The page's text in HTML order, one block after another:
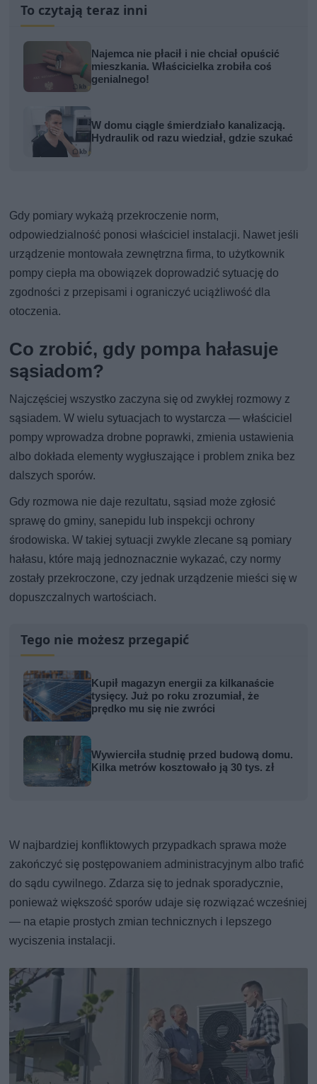
To czytają teraz inni
Najemca nie płacił i nie chciał opuścić
mieszkania. Właścicielka zrobiła coś
genialnego!
W domu ciągle śmierdziało kanalizacją.
Hydraulik od razu wiedział, gdzie szukać
Gdy pomiary wykażą przekroczenie norm,
odpowiedzialność ponosi właściciel instalacji. Nawet jeśli
urządzenie montowała zewnętrzna firma, to użytkownik
pompy ciepła ma obowiązek doprowadzić sytuację do
zgodności z przepisami i ograniczyć uciążliwość dla
otoczenia.
Co zrobić, gdy pompa hałasuje
sąsiadom?
Najczęściej wszystko zaczyna się od zwykłej rozmowy z
sąsiadem. W wielu sytuacjach to wystarcza — właściciel
pompy wprowadza drobne poprawki, zmienia ustawienia
albo dokłada elementy wygłuszające i problem znika bez
dalszych sporów.
Gdy rozmowa nie daje rezultatu, sąsiad może zgłosić
sprawę do gminy, sanepidu lub inspekcji ochrony
środowiska. W takiej sytuacji zwykle zlecane są pomiary
hałasu, które mają jednoznacznie wykazać, czy normy
zostały przekroczone, czy jednak urządzenie mieści się w
dopuszczalnych wartościach.
Tego nie możesz przegapić
Kupił magazyn energii za kilkanaście
tysięcy. Już po roku zrozumiał, że
prędko mu się nie zwróci
Wywierciła studnię przed budową domu.
Kilka metrów kosztowało ją 30 tys. zł
W najbardziej konfliktowych przypadkach sprawa może
zakończyć się postępowaniem administracyjnym albo trafić
do sądu cywilnego. Zdarza się to jednak sporadycznie,
ponieważ większość sporów udaje się rozwiązać wcześniej
— na etapie prostych zmian technicznych i lepszego
wyciszenia instalacji.